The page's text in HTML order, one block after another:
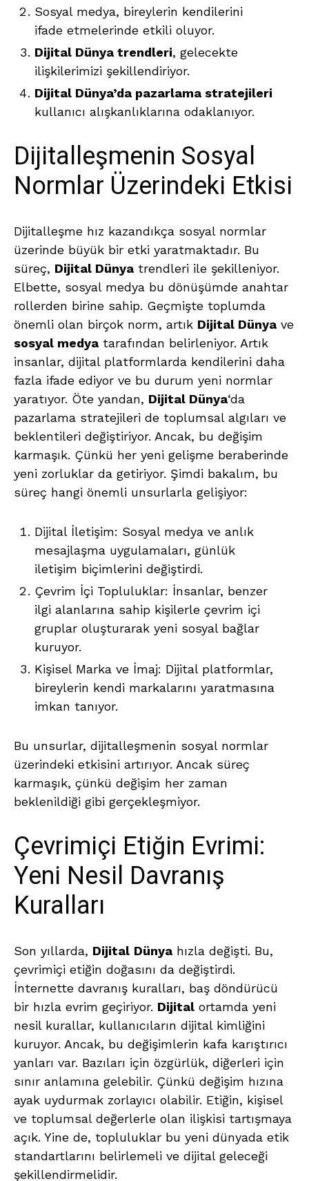
Sosyal medya, bireylerin kendilerini
ifade etmelerinde etkili oluyor.
Dijital Dünya trendleri, gelecekte
ilişkilerimizi şekillendiriyor.
Dijital Dünya’da pazarlama stratejileri
kullanıcı alışkanlıklarına odaklanıyor.
Dijitalleşmenin Sosyal
Normlar Üzerindeki Etkisi
Dijitalleşme hız kazandıkça sosyal normlar
üzerinde büyük bir etki yaratmaktadır. Bu
süreç, Dijital Dünya trendleri ile şekilleniyor.
Elbette, sosyal medya bu dönüşümde anahtar
rollerden birine sahip. Geçmişte toplumda
önemli olan birçok norm, artık Dijital Dünya ve
sosyal medya tarafından belirleniyor. Artık
insanlar, dijital platformlarda kendilerini daha
fazla ifade ediyor ve bu durum yeni normlar
yaratıyor. Öte yandan, Dijital Dünya‘da
pazarlama stratejileri de toplumsal algıları ve
beklentileri değiştiriyor. Ancak, bu değişim
karmaşık. Çünkü her yeni gelişme beraberinde
yeni zorluklar da getiriyor. Şimdi bakalım, bu
süreç hangi önemli unsurlarla gelişiyor:
Dijital İletişim: Sosyal medya ve anlık
mesajlaşma uygulamaları, günlük
iletişim biçimlerini değiştirdi.
Çevrim İçi Topluluklar: İnsanlar, benzer
ilgi alanlarına sahip kişilerle çevrim içi
gruplar oluşturarak yeni sosyal bağlar
kuruyor.
Kişisel Marka ve İmaj: Dijital platformlar,
bireylerin kendi markalarını yaratmasına
imkan tanıyor.
Bu unsurlar, dijitalleşmenin sosyal normlar
üzerindeki etkisini artırıyor. Ancak süreç
karmaşık, çünkü değişim her zaman
beklenildiği gibi gerçekleşmiyor.
Çevrimiçi Etiğin Evrimi:
Yeni Nesil Davranış
Kuralları
Son yıllarda, Dijital Dünya hızla değişti. Bu,
çevrimiçi etiğin doğasını da değiştirdi.
İnternette davranış kuralları, baş döndürücü
bir hızla evrim geçiriyor. Dijital ortamda yeni
nesil kurallar, kullanıcıların dijital kimliğini
kuruyor. Ancak, bu değişimlerin kafa karıştırıcı
yanları var. Bazıları için özgürlük, diğerleri için
sınır anlamına gelebilir. Çünkü değişim hızına
ayak uydurmak zorlayıcı olabilir. Etiğin, kişisel
ve toplumsal değerlerle olan ilişkisi tartışmaya
açık. Yine de, topluluklar bu yeni dünyada etik
standartlarını belirlemeli ve dijital geleceği
şekillendirmelidir.